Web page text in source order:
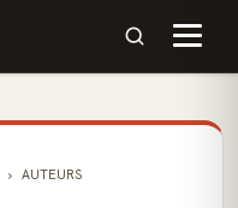
AUTEURS